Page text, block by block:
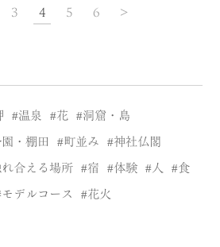
3 4 5 6 >
温泉 花 洞窟・島
・棚田 町並み 神社仏閣
合える場所 宿 体験 人 食
モデルコース 花火